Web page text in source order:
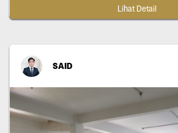
Lihat Detail
SAID